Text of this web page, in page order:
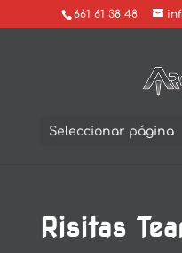
661 61 38 48
Seleccionar página
Risitas